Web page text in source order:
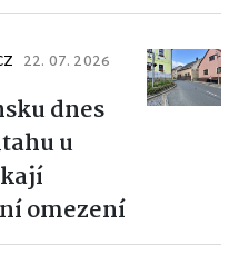
22. 07. 2026
dnes
u
omezení